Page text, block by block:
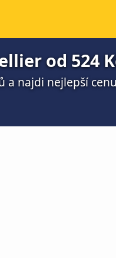
od 524
najdi nejlepší